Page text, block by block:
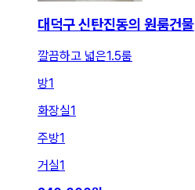
대덕구 신탄진동의 원룸건물
깔끔하고 넓은1.5룸
방1
화장실1
주방1
거실1